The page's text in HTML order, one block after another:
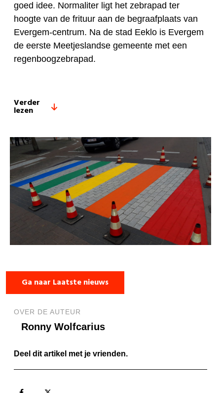
goed idee. Normaliter ligt het zebrapad ter
hoogte van de frituur aan de begraafplaats van
Evergem-centrum. Na de stad Eeklo is Evergem
de eerste Meetjeslandse gemeente met een
regenboogzebrapad.
Verder
lezen
Ga naar Laatste nieuws
OVER DE AUTEUR
Ronny Wolfcarius
Deel dit artikel met je vrienden.